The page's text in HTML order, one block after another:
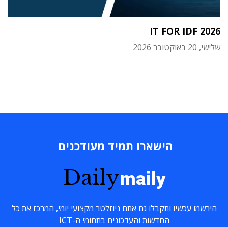
IT FOR IDF 2026
שלישי, 20 באוקטובר 2026
הישארו תמיד מעודכנים
Dailymaily
הירשמו עכשיו ותקבלו גם אתם ניוזלטר מקצועי יומי, המרכז את כל
החדשות והעדכונים בתחומי ה-ICT